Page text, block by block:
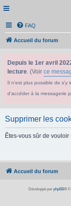
FAQ
Accueil du forum
Depuis le 1er avril
lecture. (Voir ce
Il n'est plus possible de s'y
d'accéder à la messagerie
Supprimer les
Êtes-vous sûr de
Accueil du forum
Développé par phpBB®